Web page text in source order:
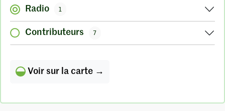
Radio 1
Contributeurs 7
Voir sur la carte →